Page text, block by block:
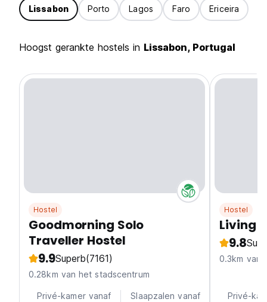
Lissabon Porto Lagos Faro Ericeira
Hoogst gerankte hostels in Lissabon, Portugal
Hostel
Goodmorning Solo
Traveller Hostel
9.9Superb(7161)
0.28km van het stadscentrum
Privé-kamer vanaf Slaapzalen vanaf
Hostel
Living
9.8
0.3km van
Privé-